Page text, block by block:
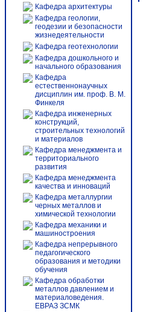
Кафедра архитектуры
Кафедра геологии,
геодезии и безопасности
жизнедеятельности
Кафедра геотехнологии
Кафедра дошкольного и
начального образования
Кафедра
естественнонаучных
дисциплин им. проф. В. М.
Финкеля
Кафедра инженерных
конструкций,
строительных технологий
и материалов
Кафедра менеджмента и
территориального
развития
Кафедра менеджмента
качества и инноваций
Кафедра металлургии
черных металлов и
химической технологии
Кафедра механики и
машиностроения
Кафедра непрерывного
педагогического
образования и методики
обучения
Кафедра обработки
металлов давлением и
материаловедения.
ЕВРАЗ ЗСМК